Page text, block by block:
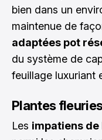
bien dans un
maintenue de
adaptées pot
du système de
feuillage luxuriant
Plantes
Les impatiens